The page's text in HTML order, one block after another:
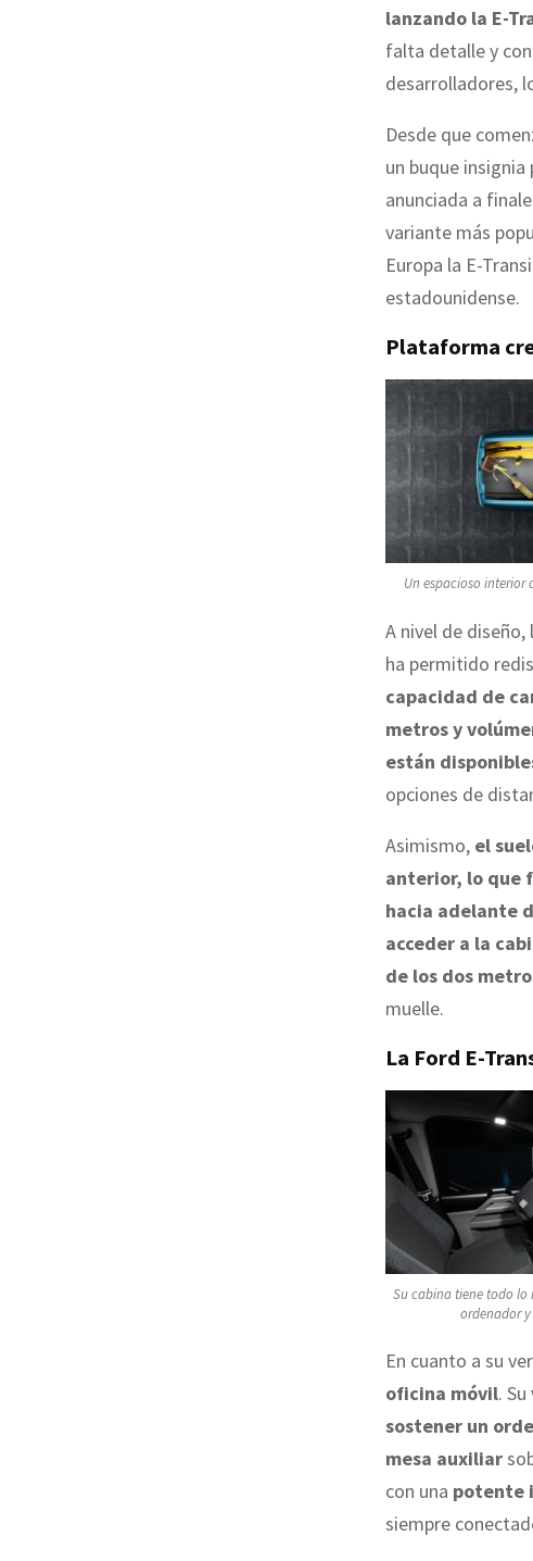
lanzando la E-
falta detalle y
desarrolladores,
Desde que
un buque
anunciada a
variante más
Europa la E-
estadounidense.
Plataforma
Un espacioso interior
A nivel de diseño,
ha permitido
capacidad de
metros y
están
opciones de
Asimismo, el
anterior, lo que
hacia adelante
acceder a la
de los dos
muelle.
La Ford E-
Su cabina tiene todo lo
ordenador y
En cuanto a su
oficina móvil. Su
sostener un
mesa auxiliar
con una potente
siempre